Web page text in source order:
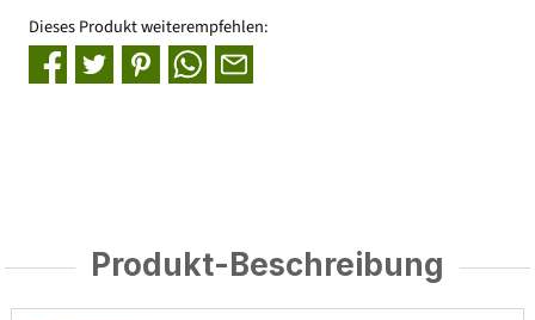
Dieses Produkt weiterempfehlen:
Produkt-Beschreibung